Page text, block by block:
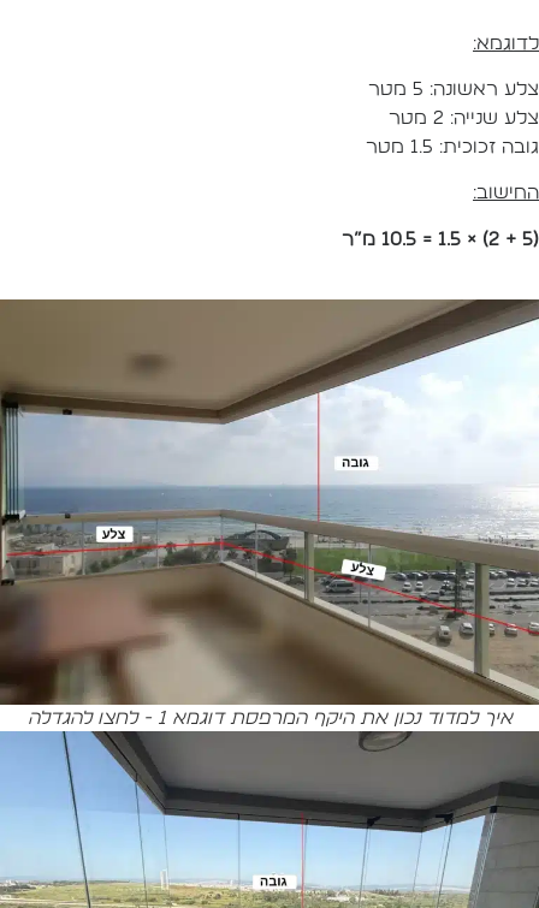
ראשונה: 5 מטר
שנייה: 2 מטר
זכוכית: 1.5 מטר
מ”ר
איך למדוד נכון את היקף המרפסת דוגמא 1 - לחצו להגדלה